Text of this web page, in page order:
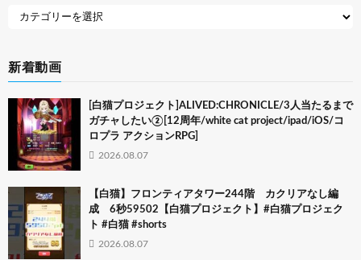
新着動画
[白猫プロジェクト]ALIVED:CHRONICLE/3人当たるまで
ガチャしたい②[12周年/white cat project/ipad/iOS/コ
ロプラ アクションRPG]
2026.08.07
【白猫】フロンティアタワー244階 カクリアなし編
成 6秒59502【白猫プロジェクト】#白猫プロジェク
ト #白猫 #shorts
2026.08.07